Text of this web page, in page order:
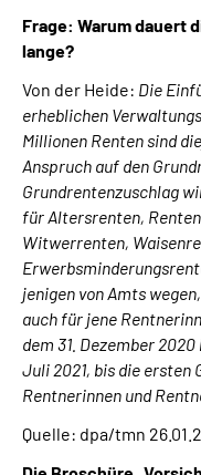
Frage: Warum dauert
lange?
Von der Heide: Die
erheblichen
Millionen Renten sind
Anspruch auf den
Grundrentenzuschlag
für Altersrenten,
Witwerrenten,
jenigen von Amts
auch für jene
dem 31. Dezember
Juli 2021, bis die ersten
Rentnerinnen und
Quelle: dpa/tmn